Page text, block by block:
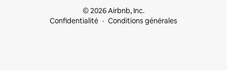
© 2026 Airbnb, Inc.
Confidentialité
Conditions générales